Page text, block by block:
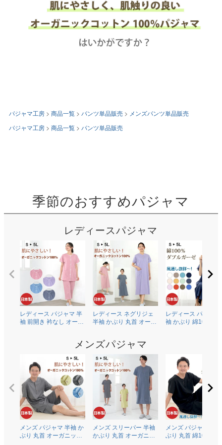
パジャマ工房 商品一覧 パンツ単品販売
メンズパンツ単品販売
パジャマ工房
商品一覧 パンツ単品販売
季節のおすすめパジャマ
レディースパジャマ
レディース パジャマ 半
袖 前開き 衿なし オーガ
レディース ネグリジェ
半袖 かぶり 丸首 オーガ
レディース パジャマ
袖 かぶり 綿100％二
メンズパジャマ
メンズ パジャマ 半袖 か
ぶり 丸首 オーガニック
メンズ スリーパー 半袖
かぶり 丸首 オーガニッ
メンズ パジャマ 半
ぶり 丸首 綿100％二